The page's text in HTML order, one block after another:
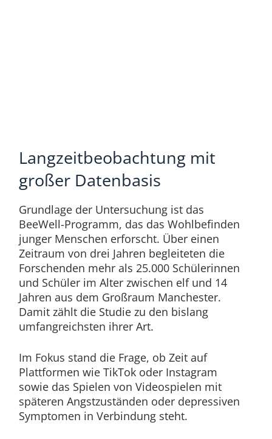
Langzeitbeobachtung mit
großer Datenbasis
Grundlage der Untersuchung ist das
BeeWell-Programm, das das Wohlbefinden
junger Menschen erforscht. Über einen
Zeitraum von drei Jahren begleiteten die
Forschenden mehr als 25.000 Schülerinnen
und Schüler im Alter zwischen elf und 14
Jahren aus dem Großraum Manchester.
Damit zählt die Studie zu den bislang
umfangreichsten ihrer Art.
Im Fokus stand die Frage, ob Zeit auf
Plattformen wie TikTok oder Instagram
sowie das Spielen von Videospielen mit
späteren Angstzuständen oder depressiven
Symptomen in Verbindung steht.